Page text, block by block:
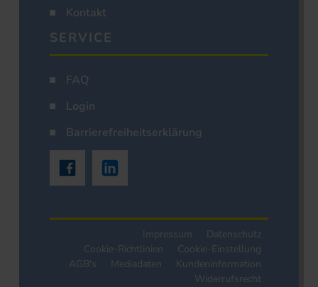
Kontakt
SERVICE
FAQ
Login
Barrierefreiheitserklärung
Impressum
Datenschutz
Cookie-Richtlinien
Cookie-Einstellung
AGB's
Mediadaten
Kundeninformation
Widerrufsrecht